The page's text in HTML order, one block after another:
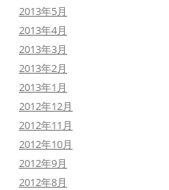
2013年5月
2013年4月
2013年3月
2013年2月
2013年1月
2012年12月
2012年11月
2012年10月
2012年9月
2012年8月